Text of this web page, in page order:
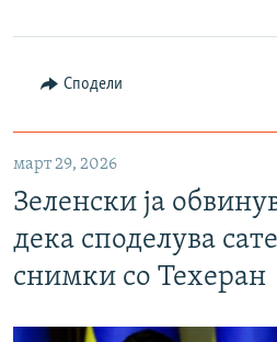
Сподели
март 29, 2026
Зеленски ја
дека споделува
снимки со Техеран